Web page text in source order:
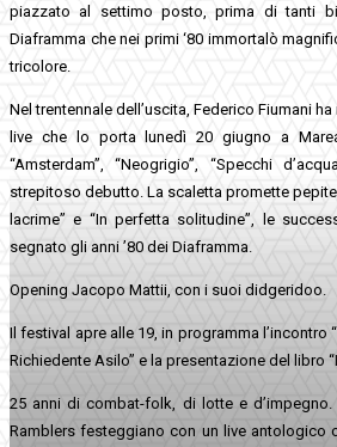
piazzato al settimo posto, prima di tanti
Diaframma che nei primi ‘80 immortalò
tricolore.
Nel trentennale dell’uscita, Federico Fiumani
live che lo porta lunedì 20 giugno a
“Amsterdam”, “Neogrigio”, “Specchi
strepitoso debutto. La scaletta promette pepite
lacrime” e “In perfetta solitudine”, le
segnato gli anni ’80 dei Diaframma.
Opening Jacopo Mattii, con i suoi didgeridoo.
Il festival apre alle 19, in programma l’incontro
Richiedente Asilo” e la presentazione del libro
25 anni di combat-folk, di lotte e
Ramblers festeggiano con un live antologico